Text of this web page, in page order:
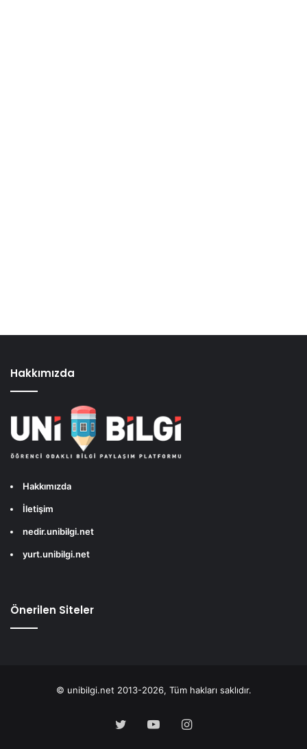
Hakkımızda
Hakkımızda
İletişim
nedir.unibilgi.net
yurt.unibilgi.net
Önerilen Siteler
© unibilgi.net 2013-2026, Tüm hakları saklıdır.
Twitter YouTubeInstagram